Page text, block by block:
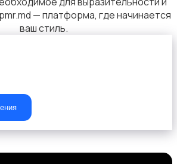
— платформа, где начинается
ваш стиль.